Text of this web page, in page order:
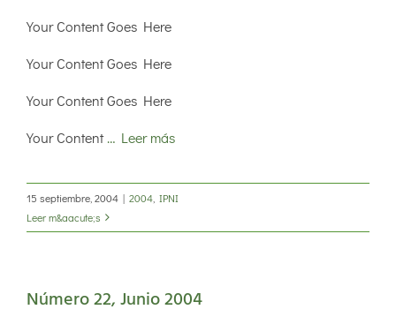
Your Content Goes Here
Your Content Goes Here
Your Content Goes Here
Your Content… Leer más
15 septiembre, 2004 | 2004 IPNI
Leer m&aacute;s
Número 22, Junio 2004